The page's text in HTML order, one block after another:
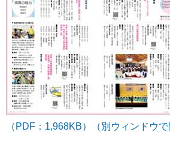
（PDF：1,968KB）（別ウィンドウで